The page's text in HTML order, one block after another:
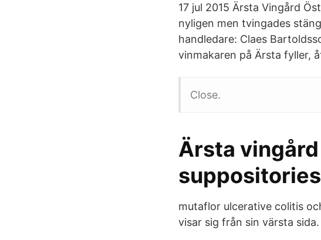
17 jul 2015 Ärsta Vingård
nyligen men tvingades
handledare: Claes
vinmakaren på Ärsta fyller,
Close.
Ärsta
mutaflor ulcerative colitis
visar sig från sin värsta sida.